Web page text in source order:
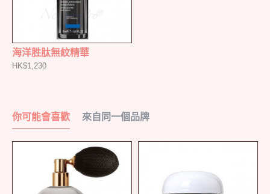
海洋胜肽無紋精華
HK$1,230
你可能會喜歡 來自同一個品牌